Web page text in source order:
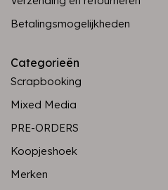
Betalingsmogelijkheden
Categorieën
Scrapbooking
Mixed Media
PRE-ORDERS
Koopjeshoek
Merken